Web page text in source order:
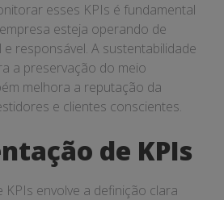
esses KPIs é fundamental
esteja operando de
responsável. A sustentabilidade
a preservação do meio
melhora a reputação da
e clientes conscientes.
de KPIs
KPIs envolve a definição clara